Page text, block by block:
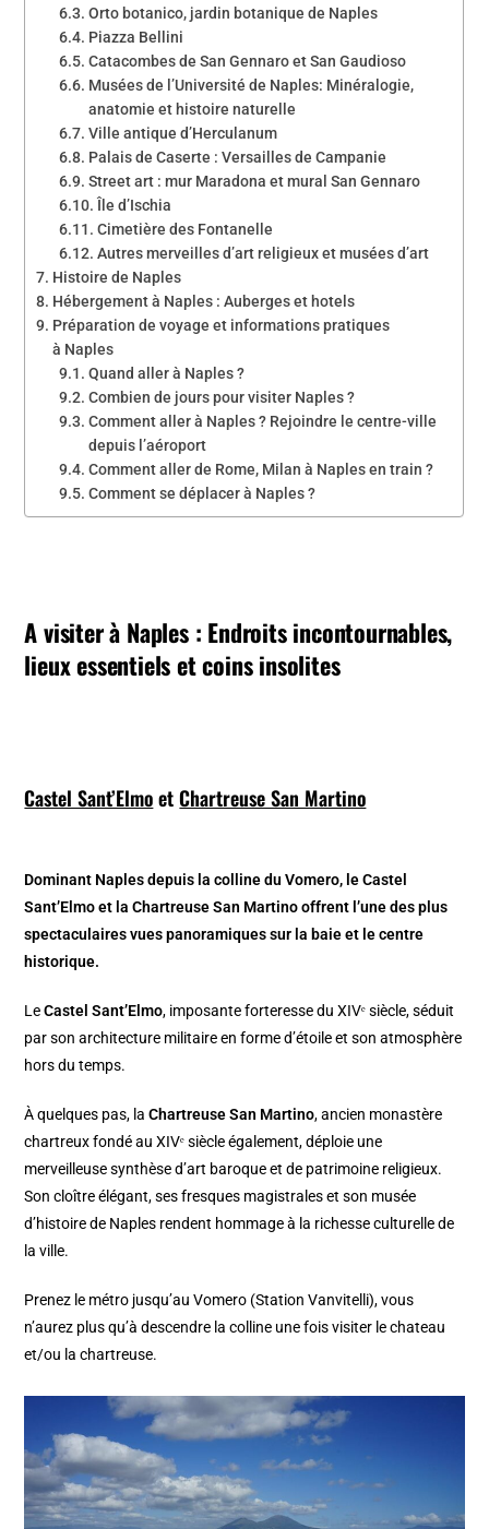
Orto botanico, jardin botanique de Naples
Piazza Bellini
Catacombes de San Gennaro et San Gaudioso
Musées de l’Université de Naples: Minéralogie,
anatomie et histoire naturelle
Ville antique d’Herculanum
Palais de Caserte : Versailles de Campanie
Street art : mur Maradona et mural San Gennaro
Île d’Ischia
Cimetière des Fontanelle
Autres merveilles d’art religieux et musées d’art
Histoire de Naples
Hébergement à Naples : Auberges et hotels
Préparation de voyage et informations pratiques
à Naples
Quand aller à Naples ?
Combien de jours pour visiter Naples ?
Comment aller à Naples ? Rejoindre le centre-ville
depuis l’aéroport
Comment aller de Rome, Milan à Naples en train ?
Comment se déplacer à Naples ?
A visiter à Naples : Endroits incontournables,
lieux essentiels et coins insolites
Castel Sant’ElmoetChartreuse San Martino
Dominant Naples depuis la colline du Vomero, le Castel
Sant’Elmo et la Chartreuse San Martino offrent l’une des plus
spectaculaires vues panoramiques sur la baie et le centre
historique.
LeCastel Sant’Elmo, imposante forteresse du XIVᵉ siècle, séduit
par son architecture militaire en forme d’étoile et son atmosphère
hors du temps.
À quelques pas, laChartreuse San Martino, ancien monastère
chartreux fondé au XIVᵉ siècle également, déploie une
merveilleuse synthèse d’art baroque et de patrimoine religieux.
Son cloître élégant, ses fresques magistrales et son musée
d’histoire de Naples rendent hommage à la richesse culturelle de
la ville.
Prenez le métro jusqu’au Vomero (Station Vanvitelli), vous
n’aurez plus qu’à descendre la colline une fois visiter le chateau
et/ou la chartreuse.